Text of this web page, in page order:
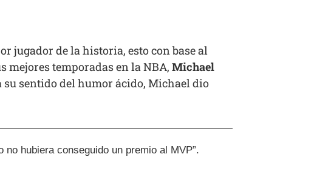
jugador de la historia, esto con base al
mejores temporadas en la NBA, Michael
su sentido del humor ácido, Michael dio
hubiera conseguido un premio al MVP”.